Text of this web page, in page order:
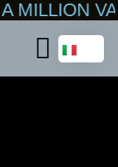
MILLION
Main
Menu